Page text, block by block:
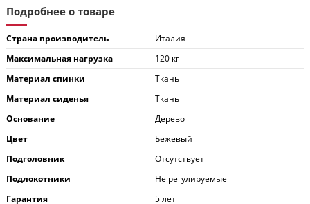
Подробнее о товаре
Страна производитель
Италия
Максимальная нагрузка
120 кг
Материал спинки
Ткань
Материал сиденья
Ткань
Основание
Дерево
Цвет
Бежевый
Подголовник
Отсутствует
Подлокотники
Не регулируемые
Гарантия
5 лет